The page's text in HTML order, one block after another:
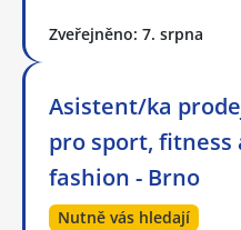
Zveřejněno: 7. srpna
Asistent/ka
pro sport, fitness
fashion - Brno
Nutně vás hledají